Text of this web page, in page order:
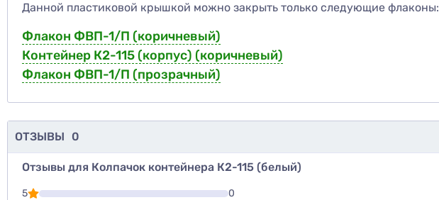
Данной пластиковой крышкой можно закрыть только следующие флаконы:
Флакон ФВП-1/П (коричневый)
Контейнер К2-115 (корпус) (коричневый)
Флакон ФВП-1/П (прозрачный)
ОТЗЫВЫ 0
Отзывы для Колпачок контейнера К2-115 (белый)
5
0